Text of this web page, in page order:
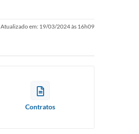
Atualizado em: 19/03/2024 às 16h09
Contratos